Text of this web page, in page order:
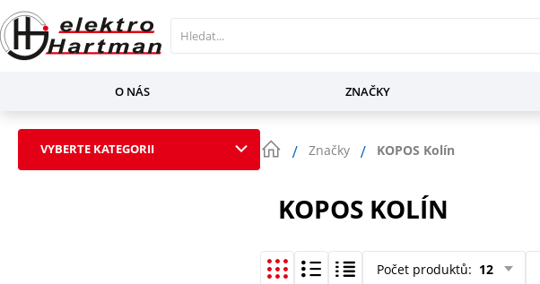
O NÁS ZNAČKY
VYBERTE KATEGORII Značky KOPOS Kolín
KOPOS KOLÍN
Počet produktů: 12